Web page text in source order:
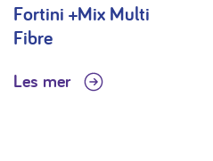
Fortini +Mix Multi
Fibre
Les mer